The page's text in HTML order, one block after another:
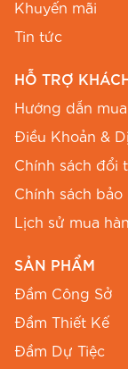
L 94
XL 96
XXL 100
sự điều chỉnh
các size S, M,
đối.
Gợi ý
Khuyến mãi
Tin tức
HỖ TRỢ
Hướng dẫn
Điều Khoản &
Chính sách đổi
Chính sách bảo
Lịch sử mua
SẢN PHẨM
Đầm Công Sở
Đầm Thiết Kế
Đầm Dự Tiệc